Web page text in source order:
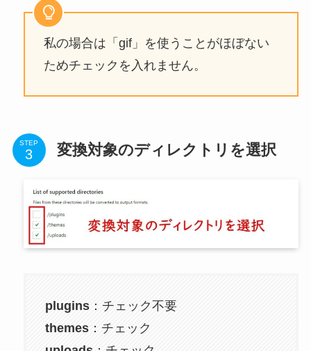
私の場合は「gif」を使うことがほぼない
ためチェックを入れません。
STEP 変換対象のディレクトリを選択
plugins：チェック不要
themes：チェック